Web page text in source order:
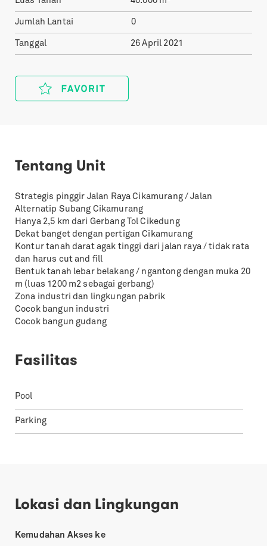
Jumlah Lantai 0
Tanggal 26 April 2021
Tentang Unit
Strategis pinggir Jalan Raya Cikamurang / Jalan
Alternatip Subang Cikamurang
Hanya 2,5 km dari Gerbang Tol Cikedung
Dekat banget dengan pertigan Cikamurang
Kontur tanah darat agak tinggi dari jalan raya / tidak rata
dan harus cut and fill
Bentuk tanah lebar belakang / ngantong dengan muka 20
m (luas 1200 m2 sebagai gerbang)
Zona industri dan lingkungan pabrik
Cocok bangun industri
Cocok bangun gudang
Fasilitas
Pool
Parking
Lokasi dan Lingkungan
Kemudahan Akses ke